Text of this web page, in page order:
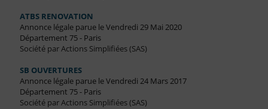
ATBS RENOVATION
Annonce légale parue le Vendredi 29 Mai 2020
Département 75 - Paris
Société par Actions Simplifiées (SAS)
SB OUVERTURES
Annonce légale parue le Vendredi 24 Mars 2017
Département 75 - Paris
Société par Actions Simplifiées (SAS)